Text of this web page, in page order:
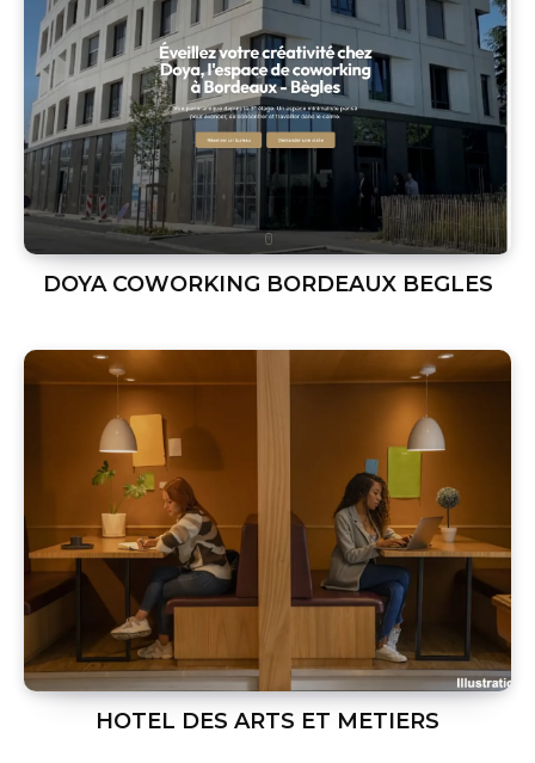
DOYA COWORKING BORDEAUX BEGLES
HOTEL DES ARTS ET METIERS